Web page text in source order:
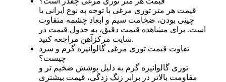
قیمت هر متر توری مرغی با توجه به نوع ایرانی یا
چینی بودن، ضخامت سیم و ابعاد چشمه متفاوت
است. برای مشاهده قیمت دقیق، به جدول قیمت در
سایت مرکزآهن مراجعه کنید.
تفاوت قیمت توری مرغی گالوانیزه گرم و سرد
چیست؟
توری گالوانیزه گرم به دلیل پوشش ضخیم‌ تر و
مقاومت بالاتر در برابر زنگ‌ زدگی، قیمت بیشتری